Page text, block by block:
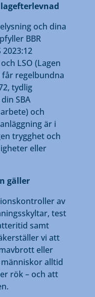
och dina
BBR
2023:12
LSO (Lagen
regelbundna
tydlig
SBA
och
är i
trygghet och
eller
gäller
av
test
samt
vi att
eller
alltid
rök – och att